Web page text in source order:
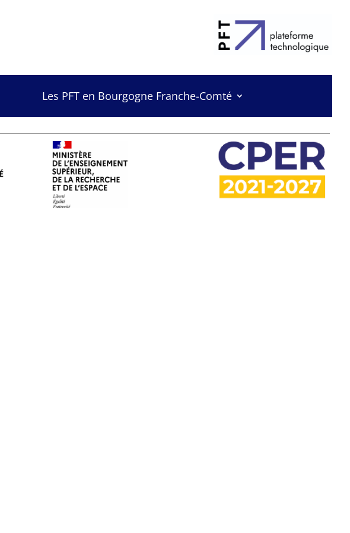
Les PFT en Bourgogne Franche-Comté